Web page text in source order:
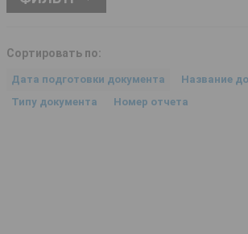
Сортировать по:
Дата подготовки документа
Название
Типу документа
Номер отчета